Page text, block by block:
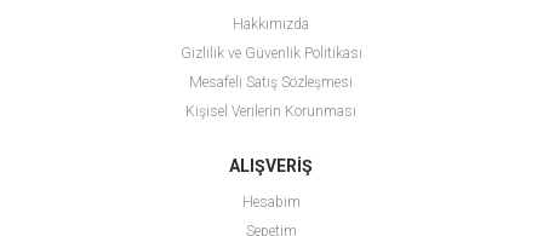
Hakkımızda
Gizlilik ve Güvenlik Politikası
Mesafeli Satış Sözleşmesi
Kişisel Verilerin Korunması
ALIŞVERİŞ
Hesabım
Sepetim